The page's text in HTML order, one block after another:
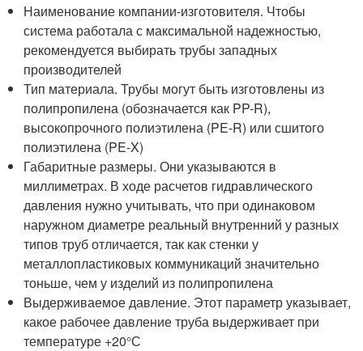
Наименование компании-изготовителя. Чтобы
система работала с максимальной надежностью,
рекомендуется выбирать трубы западных
производителей
Тип материала. Трубы могут быть изготовлены из
полипропилена (обозначается как PP-R),
высокопрочного полиэтилена (PE-R) или сшитого
полиэтилена (PE-X)
Габаритные размеры. Они указываются в
миллиметрах. В ходе расчетов гидравлического
давления нужно учитывать, что при одинаковом
наружном диаметре реальный внутренний у разных
типов труб отличается, так как стенки у
металлопластиковых коммуникаций значительно
тоньше, чем у изделий из полипропилена
Выдерживаемое давление. Этот параметр указывает,
какое рабочее давление труба выдерживает при
температуре +20°С